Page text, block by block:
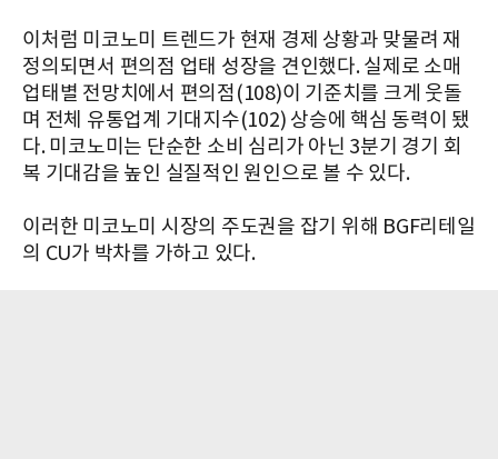
이처럼 미코노미 트렌드가 현재 경제 상황과 맞물려 재
정의되면서 편의점 업태 성장을 견인했다. 실제로 소매
업태별 전망치에서 편의점(108)이 기준치를 크게 웃돌
며 전체 유통업계 기대지수(102) 상승에 핵심 동력이 됐
다. 미코노미는 단순한 소비 심리가 아닌 3분기 경기 회
복 기대감을 높인 실질적인 원인으로 볼 수 있다.
이러한 미코노미 시장의 주도권을 잡기 위해 BGF리테일
의 CU가 박차를 가하고 있다.